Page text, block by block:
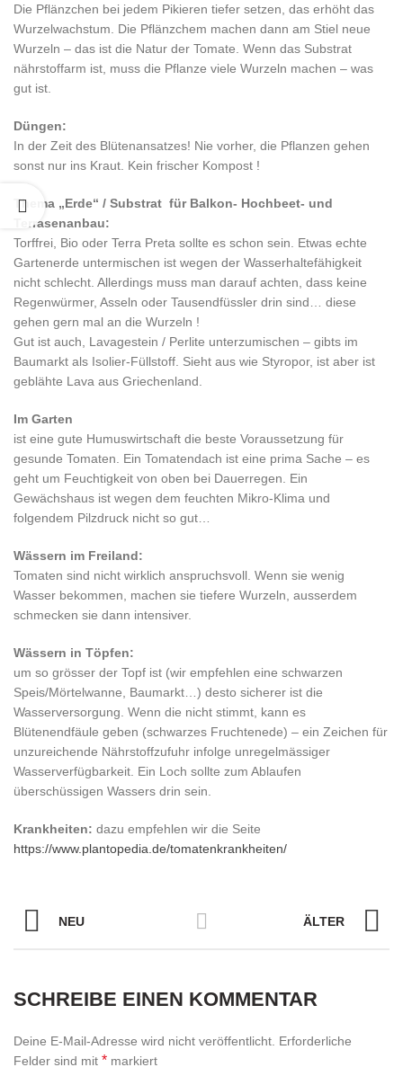
Die Pflänzchen bei jedem Pikieren tiefer setzen, das erhöht das
Wurzelwachstum. Die Pflänzchem machen dann am Stiel neue
Wurzeln – das ist die Natur der Tomate. Wenn das Substrat
nährstoffarm ist, muss die Pflanze viele Wurzeln machen – was
gut ist.
Düngen:
In der Zeit des Blütenansatzes! Nie vorher, die Pflanzen gehen
sonst nur ins Kraut. Kein frischer Kompost !
Thema „Erde“ / Substrat für Balkon- Hochbeet- und
Terrasenanbau:
Torffrei, Bio oder Terra Preta sollte es schon sein. Etwas echte
Gartenerde untermischen ist wegen der Wasserhaltefähigkeit
nicht schlecht. Allerdings muss man darauf achten, dass keine
Regenwürmer, Asseln oder Tausendfüssler drin sind… diese
gehen gern mal an die Wurzeln !
Gut ist auch, Lavagestein / Perlite unterzumischen – gibts im
Baumarkt als Isolier-Füllstoff. Sieht aus wie Styropor, ist aber ist
geblähte Lava aus Griechenland.
Im Garten
ist eine gute Humuswirtschaft die beste Voraussetzung für
gesunde Tomaten. Ein Tomatendach ist eine prima Sache – es
geht um Feuchtigkeit von oben bei Dauerregen. Ein
Gewächshaus ist wegen dem feuchten Mikro-Klima und
folgendem Pilzdruck nicht so gut…
Wässern im Freiland:
Tomaten sind nicht wirklich anspruchsvoll. Wenn sie wenig
Wasser bekommen, machen sie tiefere Wurzeln, ausserdem
schmecken sie dann intensiver.
Wässern in Töpfen:
um so grösser der Topf ist (wir empfehlen eine schwarzen
Speis/Mörtelwanne, Baumarkt…) desto sicherer ist die
Wasserversorgung. Wenn die nicht stimmt, kann es
Blütenendfäule geben (schwarzes Fruchtenede) – ein Zeichen für
unzureichende Nährstoffzufuhr infolge unregelmässiger
Wasserverfügbarkeit. Ein Loch sollte zum Ablaufen
überschüssigen Wassers drin sein.
Krankheiten: dazu empfehlen wir die Seite
https://www.plantopedia.de/tomatenkrankheiten/
NEU ÄLTER
SCHREIBE EINEN KOMMENTAR
Deine E-Mail-Adresse wird nicht veröffentlicht. Erforderliche
Felder sind mit * markiert